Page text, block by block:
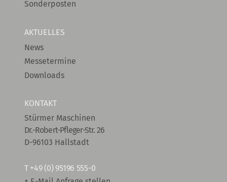
Sonderposten
AKTUELLES
News
Messetermine
Downloads
KONTAKT
Stürmer Maschinen
Dr.-Robert-Pfleger-Str. 26
D-96103 Hallstadt
T +49 (0) 95196 555-0